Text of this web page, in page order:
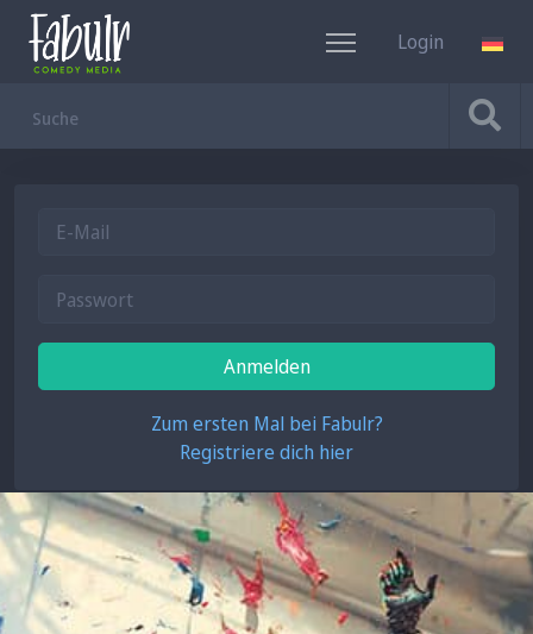
Login
DE
Anmelden
Zum ersten Mal bei Fabulr?
Registriere dich hier